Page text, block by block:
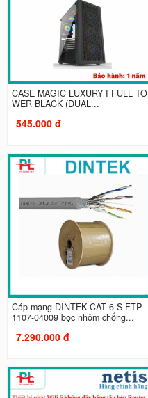
CASE MAGIC LUXURY I FULL TO
WER BLACK (DUAL...
545.000 đ
Cáp mạng DINTEK CAT 6 S-FTP
1107-04009 bọc nhôm chống...
7.290.000 đ